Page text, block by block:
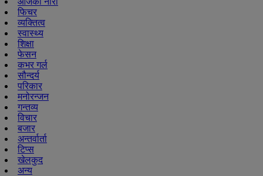
फिचर
व्यक्तित्व
स्वास्थ्य
शिक्षा
फेसन
कभर गर्ल
सौन्दर्य
परिकार
मनोरन्जन
गन्तव्य
विचार
बजार
अन्तर्वार्ता
टिप्स
खेलकुद
अन्य